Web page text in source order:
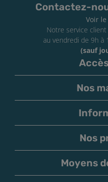
Les e-liquides sont
est déconseillé aux
personnes atteintes
cardio-vasculaires. En cas
yeux ou ingestion,
fumez pas, ne vapez pas.
Contactez-
Voir
Notre service
au vendredi de 9h à
(sauf
Nos
Nos
Moyens